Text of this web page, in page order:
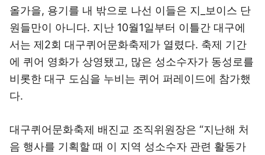
올가을, 용기를 내 밖으로 나선 이들은 지_보이스 단
원들만이 아니다. 지난 10월1일부터 이틀간 대구에
서는 제2회 대구퀴어문화축제가 열렸다. 축제 기간
에 퀴어 영화가 상영됐고, 많은 성소수자가 동성로를
비롯한 대구 도심을 누비는 퀴어 퍼레이드에 참가했
다.
대구퀴어문화축제 배진교 조직위원장은 “지난해 처
음 행사를 기획할 때 이 지역 성소수자 관련 활동가